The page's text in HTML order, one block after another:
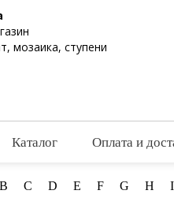
мозаика, ступени
Каталог Оплата и
B C D E F G H I